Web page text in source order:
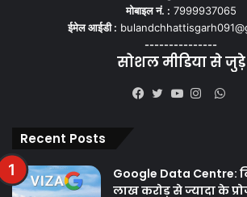
मोबाइल नं. : 7999937065
ईमेल आईडी :
---------------
सोशल मीडिया से जुड़े
Recent Posts
Google Data Centre:
लाख करोड़ से ज्यादा के